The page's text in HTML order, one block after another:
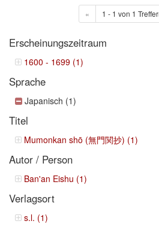
« 1 - 1 von 1
Erscheinungszeitraum
1600 - 1699 (1)
Sprache
Japanisch (1)
Titel
Mumonkan shō (無門関抄) (1)
Autor / Person
Ban'an Eishu (1)
Verlagsort
s.l. (1)